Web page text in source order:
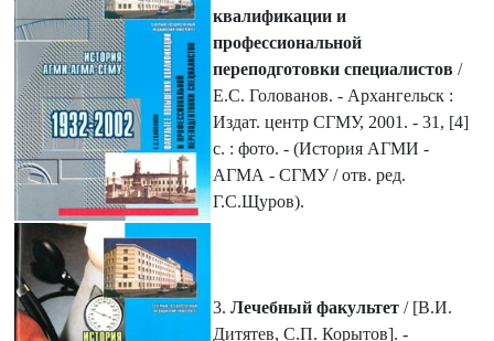
квалификации и
профессиональной
переподготовки специалистов /
Е.С. Голованов. - Архангельск :
Издат. центр СГМУ, 2001. - 31, [4]
с. : фото. - (История АГМИ -
АГМА - СГМУ / отв. ред.
Г.С.Щуров).
3. Лечебный факультет / [В.И.
Дитятев, С.П. Корытов]. -